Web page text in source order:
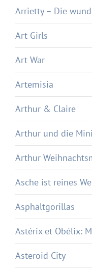
Arrietty – Die
Art Girls
Art War
Artemisia
Arthur & Claire
Arthur und die
Arthur
Asche ist reines
Asphaltgorillas
Astérix et Obélix:
Asteroid City